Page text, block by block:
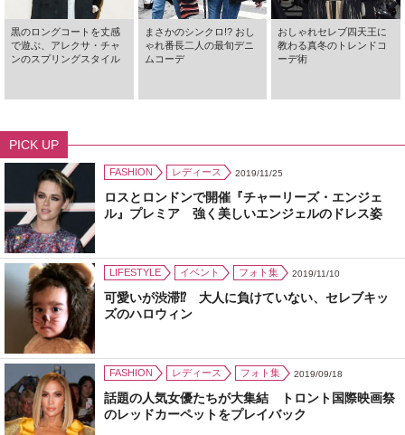
黒のロングコートを丈感
で遊ぶ、アレクサ・チャ
ンのスプリングスタイル
まさかのシンクロ!? おし
ゃれ番長二人の最旬デニ
ムコーデ
おしゃれセレブ四天王に
教わる真冬のトレンドコ
ーデ術
PICK UP
FASHION レディース 2019/11/25
ロスとロンドンで開催『チャーリーズ・エンジェ
ル』プレミア 強く美しいエンジェルのドレス姿
LIFESTYLE イベント フォト集 2019/11/10
可愛いが渋滞⁉ 大人に負けていない、セレブキッ
ズのハロウィン
FASHION レディース フォト集 2019/09/18
話題の人気女優たちが大集結 トロント国際映画祭
のレッドカーペットをプレイバック